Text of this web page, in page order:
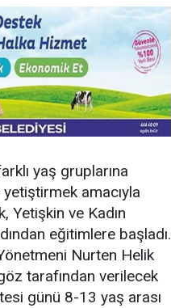
yaş gruplarına
amacıyla
Yetişkin ve Kadın
eğitimlere başladı.
Nurten Helik
tarafından verilecek
günü 8-13 yaş arası